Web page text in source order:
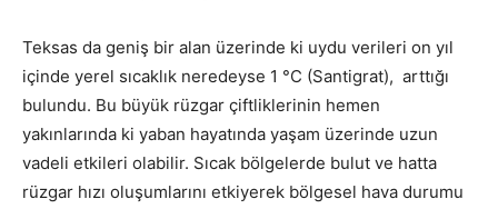
Teksas da geniş bir alan üzerinde ki uydu verileri on yıl
içinde yerel sıcaklık neredeyse 1 °C (Santigrat), arttığı
bulundu. Bu büyük rüzgar çiftliklerinin hemen
yakınlarında ki yaban hayatında yaşam üzerinde uzun
vadeli etkileri olabilir. Sıcak bölgelerde bulut ve hatta
rüzgar hızı oluşumlarını etkiyerek bölgesel hava durumu